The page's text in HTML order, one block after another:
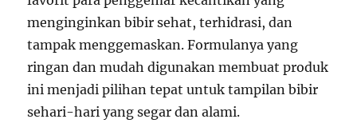
menginginkan bibir sehat, terhidrasi, dan
tampak menggemaskan. Formulanya yang
ringan dan mudah digunakan membuat produk
ini menjadi pilihan tepat untuk tampilan bibir
sehari-hari yang segar dan alami.